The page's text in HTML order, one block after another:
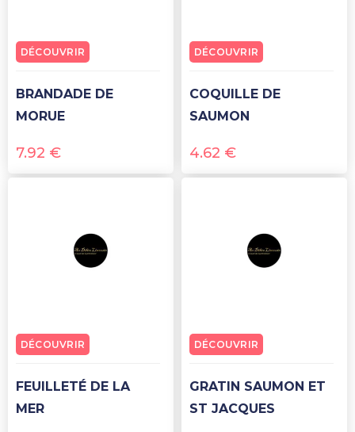
BRANDADE DE
MORUE
7.92 €
DÉCOUVRIR
COQUILLE DE
SAUMON
4.62 €
DÉCOUVRIR
FEUILLETÉ DE LA
MER
DÉCOUVRIR
GRATIN SAUMON ET
ST JACQUES
DÉCOUVRIR